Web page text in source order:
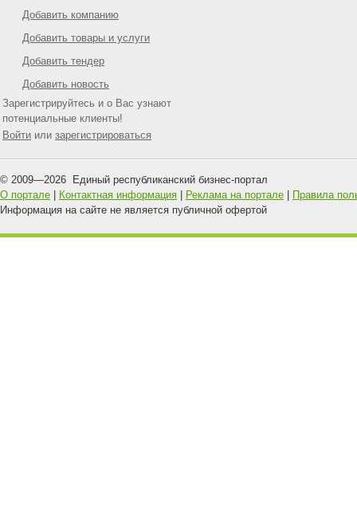
Добавить компанию
Добавить товары и услуги
Добавить тендер
Добавить новость
Зарегистрируйтесь и о Вас узнают
потенциальные клиенты!
Войти или зарегистрироваться
© 2009—2026 Единый республиканский бизнес-портал
О портале
Контактная информация Реклама на портале
Правила
Информация на сайте не является публичной офертой